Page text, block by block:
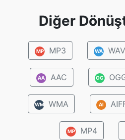
Diğer
MP MP3 WA WAV
AA AAC OG
WM WMA AI
MP MP4